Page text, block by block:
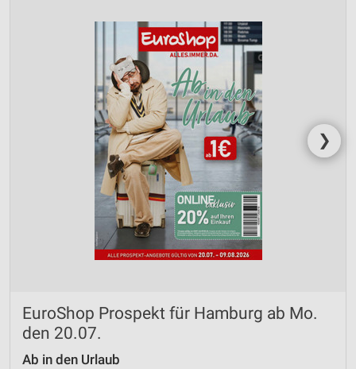
❯
EuroShop Prospekt für Hamburg ab Mo.
den 20.07.
Ab in den Urlaub